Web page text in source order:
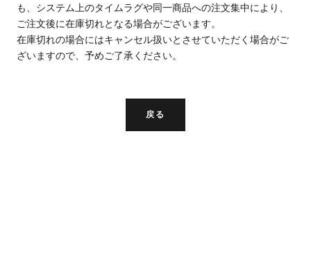
も、システム上のタイムラグや同一商品への注文集中により、
ご注文後に在庫切れとなる場合がございます。
在庫切れの場合にはキャンセル扱いとさせていただく場合がご
ざいますので、予めご了承ください。
戻る